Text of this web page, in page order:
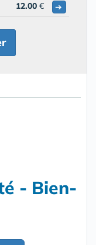
12.00 € ➔
- Bien-